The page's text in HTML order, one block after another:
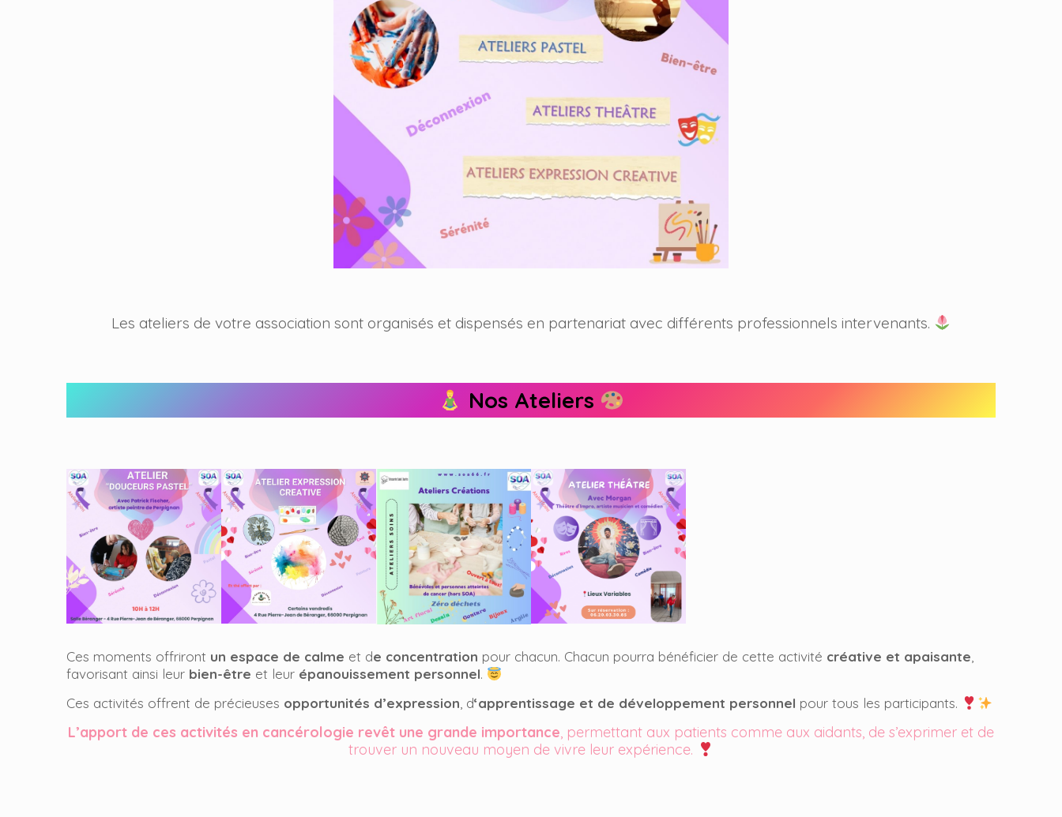
Les ateliers de votre association sont organisés et dispensés en partenariat avec différents professionnels intervenants.
Nos Ateliers
Ces moments offriront un espace de calme et de concentration pour chacun. Chacun pourra bénéficier de cette activité créative et apaisante
favorisant ainsi leur bien-être et leur épanouissement personnel.
Ces activités offrent de précieuses opportunités d’expression , d‘apprentissage et de développement personnel pour tous les participants.
L’apport de ces activités en cancérologie revêt une grande importance, permettant aux patients comme aux aidants, de s’exprimer et de
trouver un nouveau moyen de vivre leur expérience.